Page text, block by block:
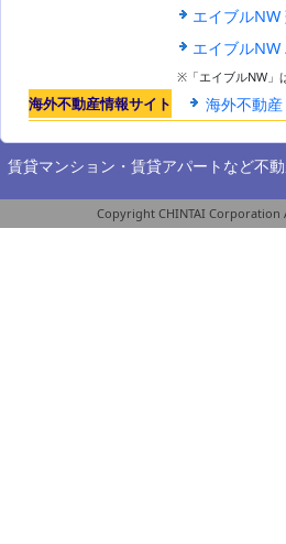
エイブルNW
エイブルNW
※「エイブルNW」
海外不動産情報サイト 海外不動
賃貸マンション・賃貸アパートなど不
Copyright CHINTAI Corporation